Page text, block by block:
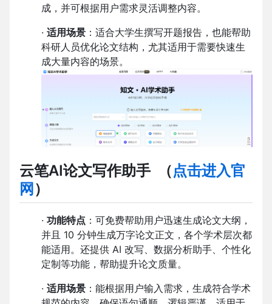
成，并可根据用户需求灵活调整内容。
· 适用场景 ：适合大学生撰写开题报告，也能帮助
科研人员优化论文结构，尤其适用于需要快速生
成大量内容的场景。
云笔AI论文写作助手 （点击进入官
网 ）
· 功能特点 ：可免费帮助用户迅速生成论文大纲，
并且 10 分钟生成万字论文正文，各个学术层次都
能适用。还提供 AI 改写、数据分析助手、个性化
定制等功能，帮助提升论文质量。
· 适用场景 ：能根据用户输入需求，生成符合学术